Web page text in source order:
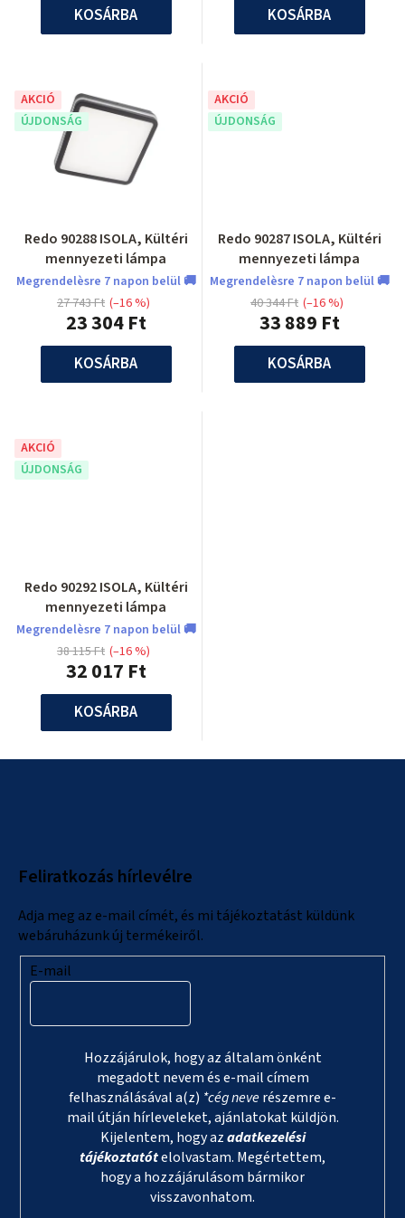
KOSÁRBA KOSÁRBA
AKCIÓ
ÚJDONSÁG
Redo 90288 ISOLA, Kültéri
mennyezeti lámpa
Megrendelèsre 7 napon belül 🚚
23 304 Ft
27 743 Ft (–16 %)
KOSÁRBA
AKCIÓ
ÚJDONSÁG
Redo 90287 ISOLA, Kültéri
mennyezeti lámpa
Megrendelèsre 7 napon belül 🚚
33 889 Ft
40 344 Ft (–16 %)
KOSÁRBA
AKCIÓ
ÚJDONSÁG
Redo 90292 ISOLA, Kültéri
mennyezeti lámpa
Megrendelèsre 7 napon belül 🚚
32 017 Ft
38 115 Ft (–16 %)
KOSÁRBA
Feliratkozás hírlevélre
Adja meg az e-mail címét, és mi tájékoztatást küldünk
webáruházunk új termékeiről.
E-mail
Hozzájárulok, hogy az általam önként
megadott nevem és e-mail címem
felhasználásával a(z) *cég neverészemre e-
mail útján hírleveleket, ajánlatokat küldjön.
Kijelentem, hogy azadatkezelési
tájékoztatótelolvastam. Megértettem,
hogy a hozzájárulásom bármikor
visszavonhatom.